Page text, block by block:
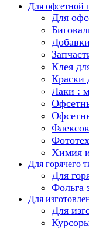
Для офсетной
Для
Клея
Краски
Лаки :
Химия
Для горячего
Для
Фольга
Для
Для